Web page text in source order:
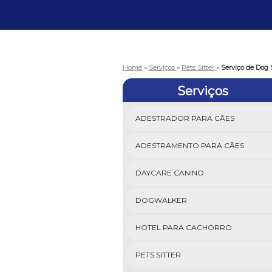
Home » Serviços » Pets Sitter » Serviço de Dog
Serviços
ADESTRADOR PARA CÃES
ADESTRAMENTO PARA CÃES
DAYCARE CANINO
DOGWALKER
HOTEL PARA CACHORRO
PETS SITTER